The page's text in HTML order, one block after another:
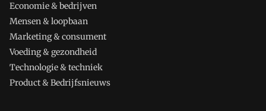
Economie & bedrijven
Mensen & loopbaan
Marketing & consument
Voeding & gezondheid
Technologie & techniek
Product & Bedrijfsnieuws